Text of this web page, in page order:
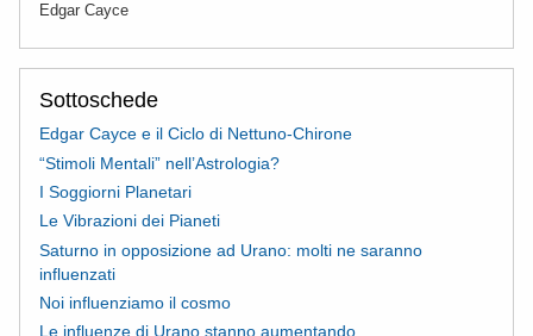
Edgar Cayce
Sottoschede
Edgar Cayce e il Ciclo di Nettuno-Chirone
“Stimoli Mentali” nell’Astrologia?
I Soggiorni Planetari
Le Vibrazioni dei Pianeti
Saturno in opposizione ad Urano: molti ne saranno
influenzati
Noi influenziamo il cosmo
Le influenze di Urano stanno aumentando